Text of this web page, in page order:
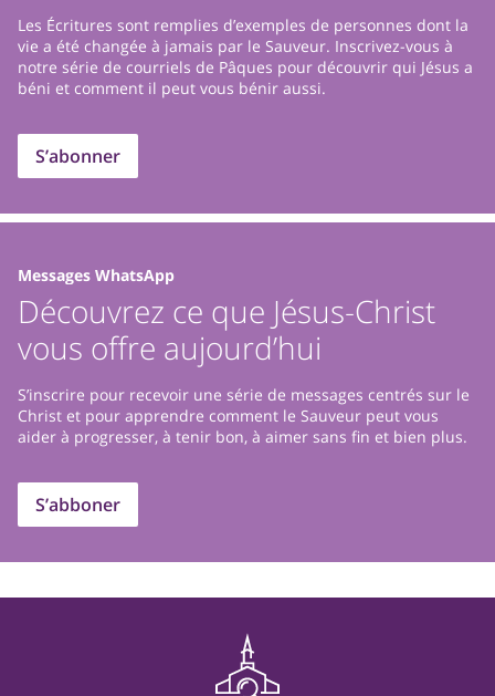
Les Écritures sont remplies d’exemples de personnes dont la
vie a été changée à jamais par le Sauveur. Inscrivez-vous à
notre série de courriels de Pâques pour découvrir qui Jésus a
béni et comment il peut vous bénir aussi.
S’abonner
Messages WhatsApp
Découvrez ce que Jésus-Christ
vous offre aujourd’hui
S’inscrire pour recevoir une série de messages centrés sur le
Christ et pour apprendre comment le Sauveur peut vous
aider à progresser, à tenir bon, à aimer sans fin et bien plus.
S’abboner